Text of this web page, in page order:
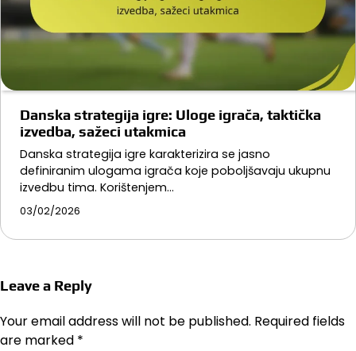
Danska strategija igre: Uloge igrača, taktička
izvedba, sažeci utakmica
Danska strategija igre karakterizira se jasno
definiranim ulogama igrača koje poboljšavaju ukupnu
izvedbu tima. Korištenjem…
03/02/2026
Leave a Reply
Your email address will not be published. Required fields
are marked *